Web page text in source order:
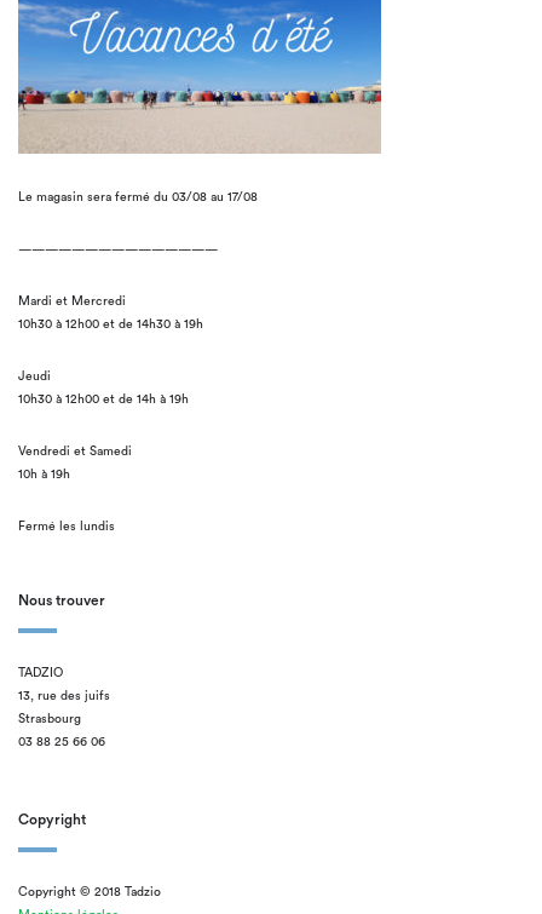
Le magasin sera fermé du 03/08 au 17/08
———————————————
Mardi et Mercredi
10h30 à 12h00 et de 14h30 à 19h
Jeudi
10h30 à 12h00 et de 14h à 19h
Vendredi et Samedi
10h à 19h
Fermé les lundis
Nous trouver
TADZIO
13, rue des juifs
Strasbourg
03 88 25 66 06
Copyright
Copyright © 2018 Tadzio